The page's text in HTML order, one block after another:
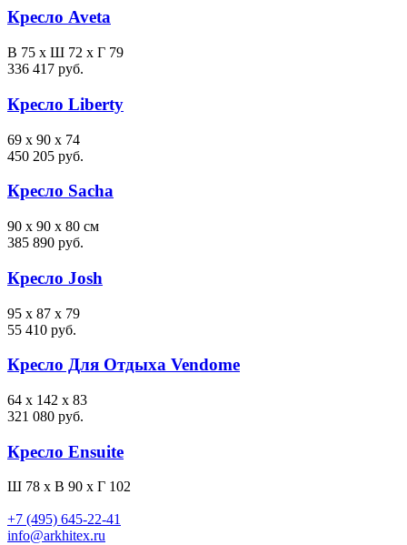
Кресло Aveta
В 75 х Ш 72 х Г 79
336 417 руб.
Кресло Liberty
69 x 90 x 74
450 205 руб.
Кресло Sacha
90 x 90 x 80 см
385 890 руб.
Кресло Josh
95 x 87 x 79
55 410 руб.
Кресло Для Отдыха Vendome
64 x 142 x 83
321 080 руб.
Кресло Ensuite
Ш 78 x В 90 x Г 102
+7 (495) 645-22-41
info@arkhitex.ru